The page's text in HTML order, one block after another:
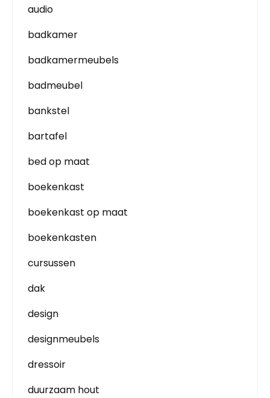
audio
badkamer
badkamermeubels
badmeubel
bankstel
bartafel
bed op maat
boekenkast
boekenkast op maat
boekenkasten
cursussen
dak
design
designmeubels
dressoir
duurzaam hout